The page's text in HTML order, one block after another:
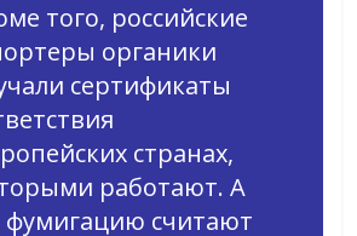
того, российские
органики
сертификаты
странах,
работают. А
фумигацию считают